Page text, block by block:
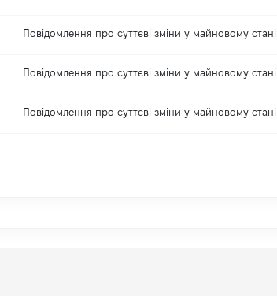
Повідомлення про суттєві зміни y майновому стані
Повідомлення про суттєві зміни y майновому стані
Повідомлення про суттєві зміни y майновому стані